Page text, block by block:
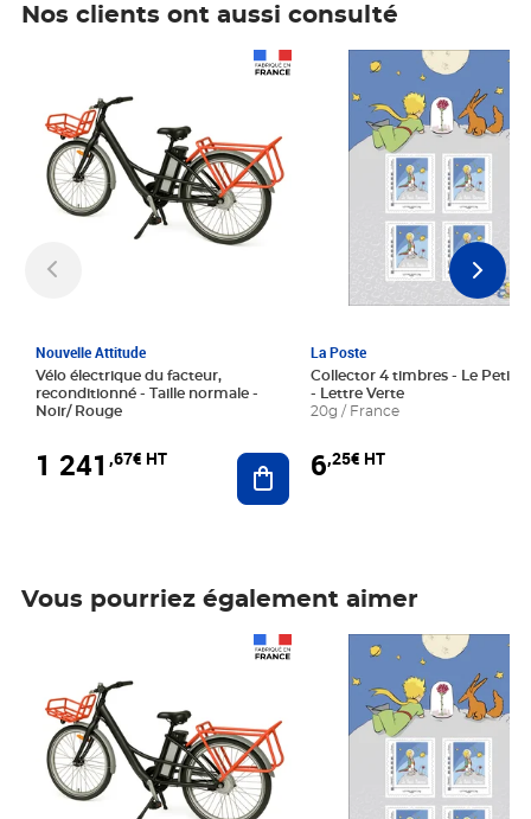
Nos clients ont aussi consulté
Nouvelle Attitude
Vélo électrique du facteur,
reconditionné - Taille normale -
Noir/ Rouge
1 241 ,67€ HT Ajouter au panier
La Poste
Collector 4 timbres - Le Petit
- Lettre Verte
20g / France
6,25€ HT
Prix 6,25€ HT
Vous pourriez également aimer
Prix 6,25€ HT